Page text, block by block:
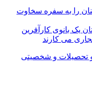
را به سفره سخاوت
یک بانوی کارآفرین
می کارند
تحصیلات و شخصیتی